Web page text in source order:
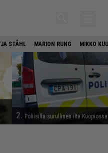
STÅHL MARION RUNG MIKKO
2. Poliisilla surullinen ilta